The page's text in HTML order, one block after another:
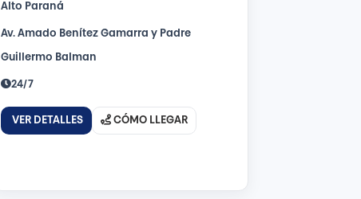
Alto Paraná
Av. Amado Benítez Gamarra y Padre
Guillermo Balman
24/7
VER DETALLES CÓMO LLEGAR